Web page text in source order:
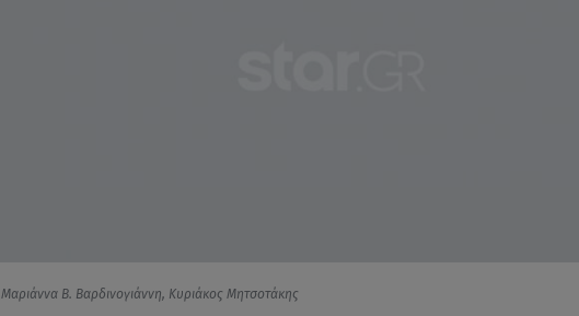
Μαριάννα Β. Βαρδινογιάννη, Κυριάκος Μητσοτάκης